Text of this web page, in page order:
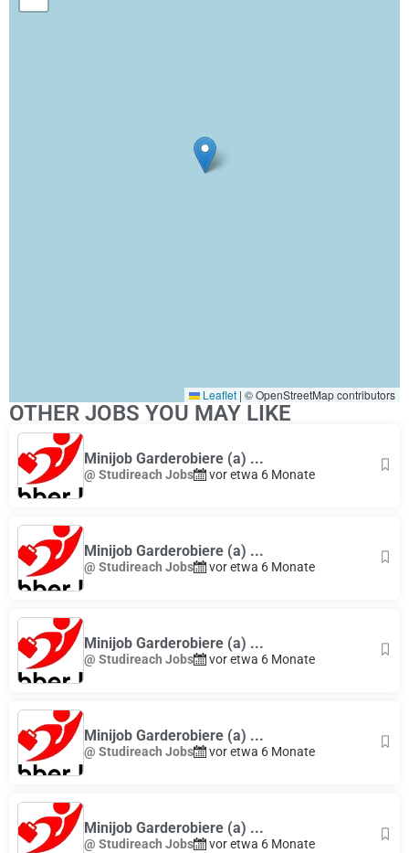
Leaflet | © OpenStreetMap contributors
OTHER JOBS YOU MAY LIKE
Minijob Garderobiere (a) ...
@ Studireach Jobs vor etwa 6 Monate
Minijob Garderobiere (a) ...
@ Studireach Jobs vor etwa 6 Monate
Minijob Garderobiere (a) ...
@ Studireach Jobs vor etwa 6 Monate
Minijob Garderobiere (a) ...
@ Studireach Jobs vor etwa 6 Monate
Minijob Garderobiere (a) ...
@ Studireach Jobs vor etwa 6 Monate